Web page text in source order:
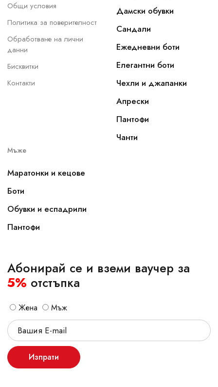
Общи условия
Политика за поверителност
Обработване на лични
данни
Бисквитки
Контакти
Дамски обувки
Сандали
Ежедневни боти
Елегантни боти
Чехли и джапанки
Апрески
Пантофи
Чанти
Мъже
Маратонки и кецове
Боти
Обувки и еспадрили
Пантофи
Абонирай се и вземи ваучер за
5% отстъпка
Жена Мъж
Изпрати